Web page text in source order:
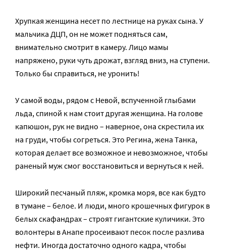
Хрупкая женщина несет по лестнице на руках сына. У
мальчика ДЦП, он не может подняться сам,
внимательно смотрит в камеру. Лицо мамы
напряжено, руки чуть дрожат, взгляд вниз, на ступени.
Только бы справиться, не уронить!
У самой воды, рядом с Невой, вспученной глыбами
льда, спиной к нам стоит другая женщина. На голове
капюшон, рук не видно – наверное, она скрестила их
на груди, чтобы согреться. Это Регина, жена Танка,
которая делает все возможное и невозможное, чтобы
раненый муж смог восстановиться и вернуться к ней.
Широкий песчаный пляж, кромка моря, все как будто
в тумане – белое. И люди, много крошечных фигурок в
белых скафандрах – строят гигантские куличики. Это
волонтеры в Анапе просеивают песок после разлива
нефти. Иногда достаточно одного кадра, чтобы